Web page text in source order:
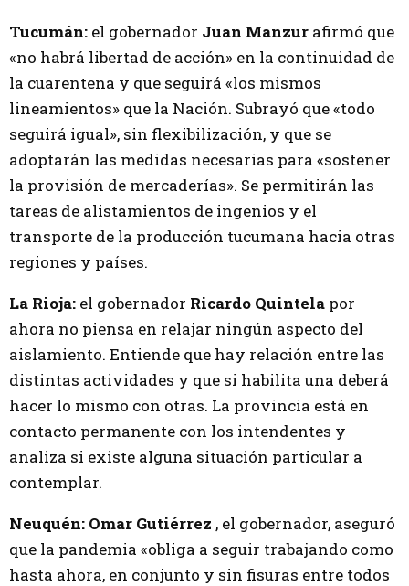
Tucumán: el gobernador Juan Manzur afirmó que
«no habrá libertad de acción» en la continuidad de
la cuarentena y que seguirá «los mismos
lineamientos» que la Nación. Subrayó que «todo
seguirá igual», sin flexibilización, y que se
adoptarán las medidas necesarias para «sostener
la provisión de mercaderías». Se permitirán las
tareas de alistamientos de ingenios y el
transporte de la producción tucumana hacia otras
regiones y países.
La Rioja: el gobernador Ricardo Quintela por
ahora no piensa en relajar ningún aspecto del
aislamiento. Entiende que hay relación entre las
distintas actividades y que si habilita una deberá
hacer lo mismo con otras. La provincia está en
contacto permanente con los intendentes y
analiza si existe alguna situación particular a
contemplar.
Neuquén: Omar Gutiérrez , el gobernador, aseguró
que la pandemia «obliga a seguir trabajando como
hasta ahora, en conjunto y sin fisuras entre todos